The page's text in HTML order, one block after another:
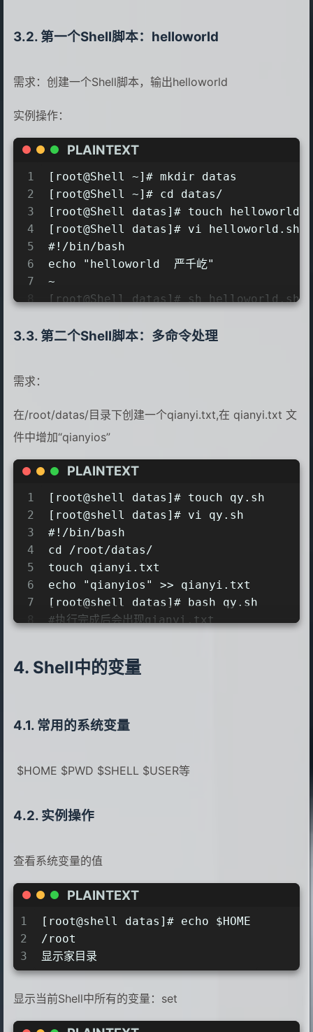
第一个Shell脚本：helloworld
需求：创建一个Shell脚本，输出helloworld
实例操作：
PLAINTEXT
1
2
3
4
5
6
7
8
10
13
15
16
18
[root@Shell ~]# mkdir datas          ---
[root@Shell ~]# cd datas/            ---以
[root@Shell datas]# touch
[root@Shell datas]# vi helloworld.sh
#!/bin/bash
echo "helloworld  严千屹"
~
[root@Shell datas]# sh helloworld.sh
[root@Shell ~]# bash datas/
-bash: ./helloworld.sh: 权限不够
[root@shell datas]# chmod 777
helloworld  严千屹
第二个Shell脚本：多命令处理
需求：
在/root/datas/目录下创建一个qianyi.txt,在 qianyi.txt 文
件中增加“qianyios”
PLAINTEXT
1
2
3
4
5
6
7
8
11
14
[root@shell datas]# touch qy.sh
[root@shell datas]# vi qy.sh
#!/bin/bash
cd /root/datas/
touch qianyi.txt
echo "qianyios" >> qianyi.txt
[root@shell datas]# bash qy.sh
#执行完成后会出现qianyi.txt
总用量 12
-rwxrwxrwx 1 root root 43 1月  25
[root@shell datas]# cat qianyi.txt
Shell中的变量
常用的系统变量
​ $HOME $PWD $SHELL $USER等
实例操作
查看系统变量的值
PLAINTEXT
1
2
3
[root@shell datas]# echo $HOME
/root
显示家目录
显示当前Shell中所有的变量：set